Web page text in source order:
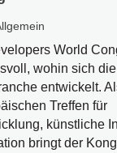
World
wohin sich die
entwickelt.
Treffen für
künstliche
bringt der